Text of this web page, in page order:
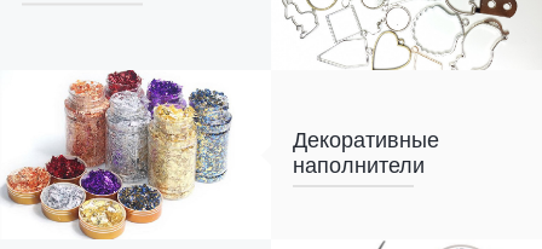
Декоративные
наполнители